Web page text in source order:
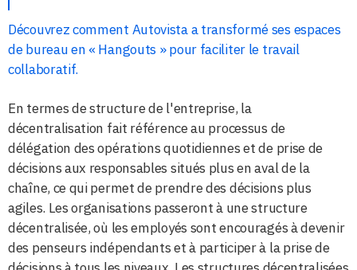
Découvrez comment Autovista a transformé ses espaces
de bureau en « Hangouts » pour faciliter le travail
collaboratif.
En termes de structure de l'entreprise, la
décentralisation fait référence au processus de
délégation des opérations quotidiennes et de prise de
décisions aux responsables situés plus en aval de la
chaîne, ce qui permet de prendre des décisions plus
agiles. Les organisations passeront à une structure
décentralisée, où les employés sont encouragés à devenir
des penseurs indépendants et à participer à la prise de